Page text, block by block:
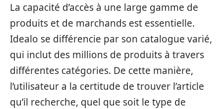
La capacité d’accès à une large gamme de
produits et de marchands est essentielle.
Idealo se différencie par son catalogue varié,
qui inclut des millions de produits à travers
différentes catégories. De cette manière,
l’utilisateur a la certitude de trouver l’article
qu’il recherche, quel que soit le type de